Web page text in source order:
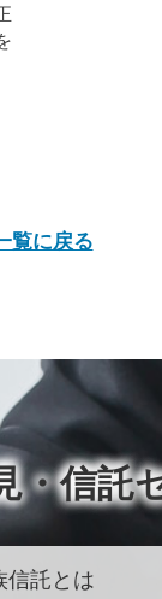
覧に戻る
・信託
信託とは